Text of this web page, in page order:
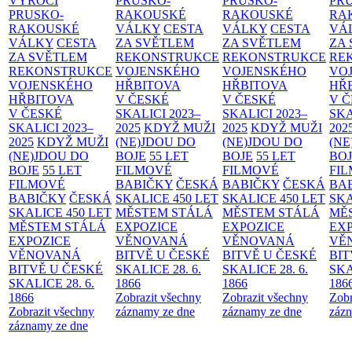
PRUSKO-
RAKOUSKÉ
VÁLKY CESTA
ZA SVĚTLEM
REKONSTRUKCE
VOJENSKÉHO
HŘBITOVA
V ČESKÉ
SKALICI 2023–
2025 KDYŽ MUŽI
(NE)JDOU DO
BOJE 55 LET
FILMOVÉ
BABIČKY ČESKÁ
SKALICE 450 LET
MĚSTEM STÁLÁ
EXPOZICE
VĚNOVANÁ
BITVĚ U ČESKÉ
SKALICE 28. 6.
1866
Zobrazit všechny
záznamy ze dne
RAKOUSKÉ
VÁLKY CESTA
ZA SVĚTLEM
REKONSTRUKCE
VOJENSKÉHO
HŘBITOVA
V ČESKÉ
SKALICI 2023–
2025 KDYŽ MUŽI
(NE)JDOU DO
BOJE 55 LET
FILMOVÉ
BABIČKY ČESKÁ
SKALICE 450 LET
MĚSTEM STÁLÁ
EXPOZICE
VĚNOVANÁ
BITVĚ U ČESKÉ
SKALICE 28. 6.
1866
Zobrazit všechny
záznamy ze dne
RAKOUSKÉ
VÁLKY CESTA
ZA SVĚTLEM
REKONSTRUKCE
VOJENSKÉHO
HŘBITOVA
V ČESKÉ
SKALICI 2023–
2025 KDYŽ MUŽI
(NE)JDOU DO
BOJE 55 LET
FILMOVÉ
BABIČKY ČESKÁ
SKALICE 450 LET
MĚSTEM STÁLÁ
EXPOZICE
VĚNOVANÁ
BITVĚ U ČESKÉ
SKALICE 28. 6.
1866
Zobrazit všechny
záznamy ze dne
ZA
V